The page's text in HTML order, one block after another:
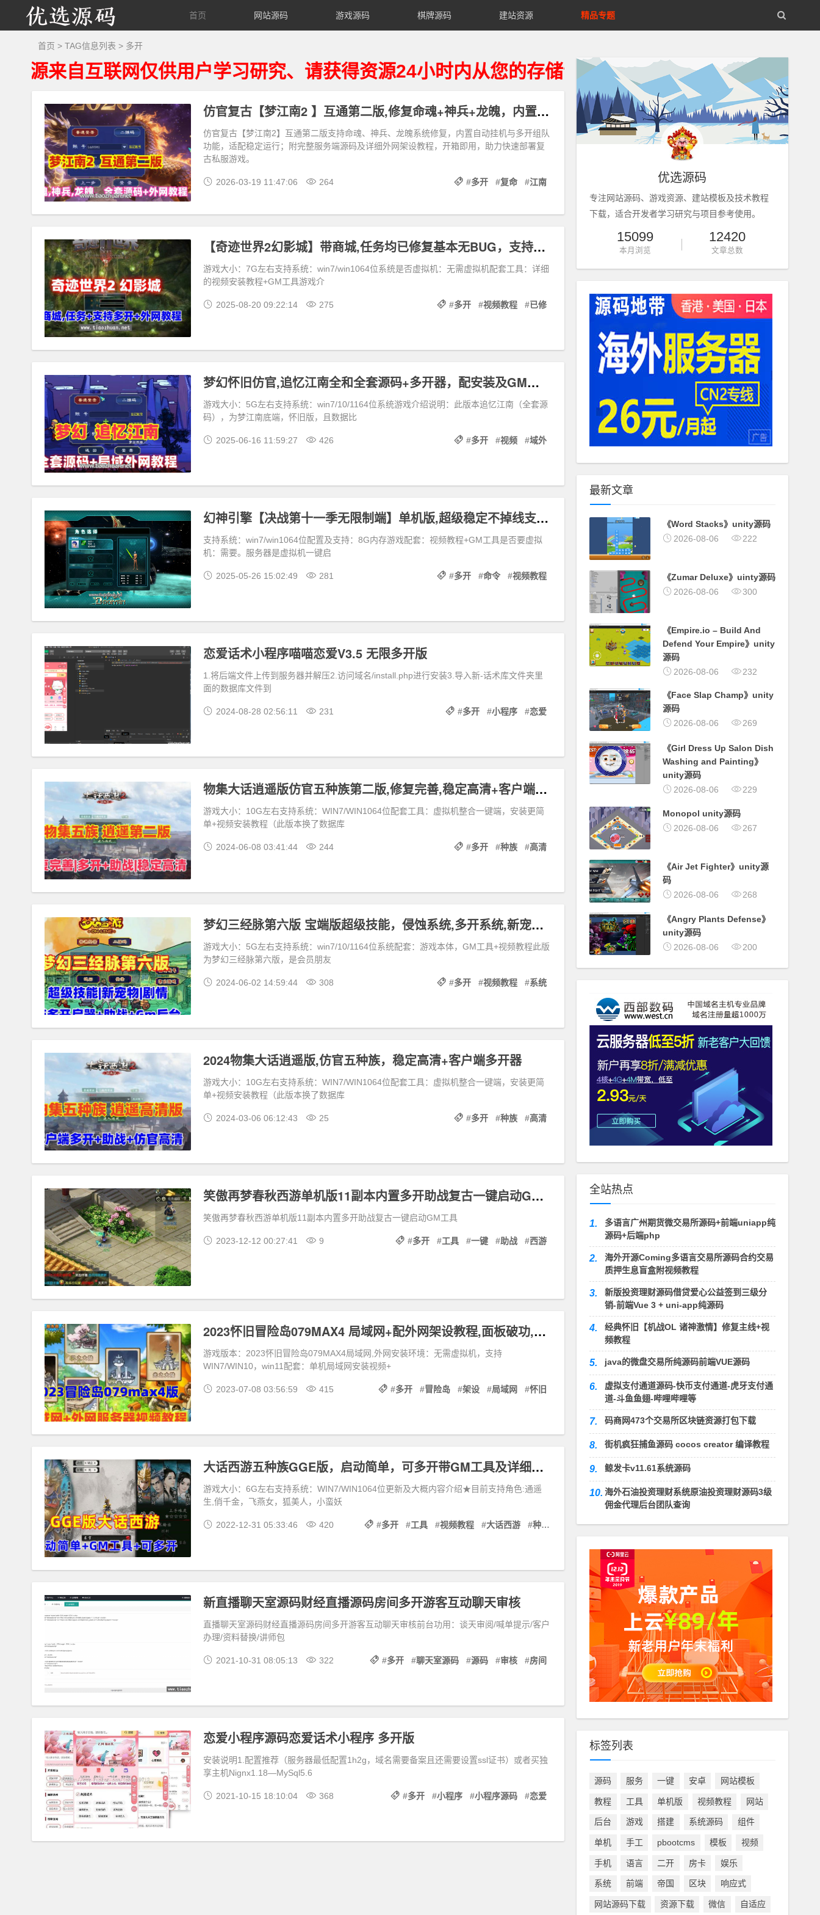
优
源
首页 网站源码 游戏源码 棋牌源码 建站资源 精品专题
首页 > TAG信息列表 > 多开
互联网仅供用户学习研究、请获得资源24小时内从您的存储设备删除、不得违法运营。
仿官复古【梦江南2 】互通第二版,修复命魂+神兵+龙魄，内置自动挂机,多开组队,带全套源码及外网架设教程
仿官复古【梦江南2】互通第二版支持命魂、神兵、龙魄系统修复，内置自动挂机与多开组队
功能，适配稳定运行；附完整服务端源码及详细外网架设教程，开箱即用，助力快速部署复
古私服游戏。
2026-03-19 11:47:06 264 #多开 #复命 #江南
【奇迹世界2幻影城】带商城,任务均已修复基本无BUG，支持本地多开,可外网+视频教程
游戏大小：7G左右支持系统：win7/win1064位系统是否虚拟机：无需虚拟机配套工具：详细
的视频安装教程+GM工具游戏介
2025-08-20 09:22:14 275 #多开 #视频教程 #已修
梦幻怀旧仿官,追忆江南全和全套源码+多开器，配安装及GM使用教程+局域外网架设视频
游戏大小：5G左右支持系统：win7/10/1164位系统游戏介绍说明：此版本追忆江南（全套源
码），为梦江南底端，怀旧版，且数据比
2025-06-16 11:59:27 426 #多开 #视频 #域外
幻神引擎【决战第十一季无限制端】单机版,超级稳定不掉线支持多开+GM命令+视频教程
支持系统：win7/win1064位配置及支持：8G内存游戏配套：视频教程+GM工具是否要虚拟
机：需要。服务器是虚拟机一键启
2025-05-26 15:02:49 281 #多开 #命令 #视频教程
恋爱话术小程序喵喵恋爱V3.5 无限多开版
1.将后端文件上传到服务器并解压2.访问域名/install.php进行安装3.导入新-话术库文件夹里
面的数据库文件到
2024-08-28 02:56:11 231 #多开 #小程序 #恋爱
物集大话逍遥版仿官五种族第二版,修复完善,稳定高清+客户端多开器
游戏大小：10G左右支持系统：WIN7/WIN1064位配套工具：虚拟机整合一键端，安装更简
单+视频安装教程（此版本换了数据库
2024-06-08 03:41:44 244 #多开 #种族 #高清
梦幻三经脉第六版 宝端版超级技能，侵蚀系统,多开系统,新宠物，带GM后台及视频教程
游戏大小：5G左右支持系统：win7/10/1164位系统配套：游戏本体，GM工具+视频教程此版
为梦幻三经脉第六版，是会员朋友
2024-06-02 14:59:44 308 #多开 #视频教程 #系统
2024物集大话逍遥版,仿官五种族，稳定高清+客户端多开器
游戏大小：10G左右支持系统：WIN7/WIN1064位配套工具：虚拟机整合一键端，安装更简
单+视频安装教程（此版本换了数据库
2024-03-06 06:12:43 25 #多开 #种族 #高清
笑傲再梦春秋西游单机版11副本内置多开助战复古一键启动GM工具
笑傲再梦春秋西游单机版11副本内置多开助战复古一键启动GM工具
2023-12-12 00:27:41 9 #多开 #工具 #一键 #助战 #西游
2023怀旧冒险岛079MAX4 局域网+配外网架设教程,面板破功,完美宽屏,支持多开
游戏版本：2023怀旧冒险岛079MAX4局域网,外网安装环境：无需虚拟机，支持
WIN7/WIN10，win11配套：单机局域网安装视频+
2023-07-08 03:56:59 415 #多开 #冒险岛 #架设 #局域网 #怀旧
大话西游五种族GGE版，启动简单，可多开带GM工具及详细视频教程
游戏大小：6G左右支持系统：WIN7/WIN1064位更新及大概内容介绍★目前支持角色:通遥
生,俏千金，飞燕女，狐美人，小蛮妖
2022-12-31 05:33:46 420 #多开 #工具 #视频教程 #大话西游 #种族
新直播聊天室源码财经直播源码房间多开游客互动聊天审核
直播聊天室源码财经直播源码房间多开游客互动聊天审核前台功用：谈天审阅/喊单提示/客户
办理/资料替换/讲师包
2021-10-31 08:05:13 322 #多开 #聊天室源码 #源码 #审核 #房间
恋爱小程序源码恋爱话术小程序 多开版
安装说明1.配置推荐（服务器最低配置1h2g，域名需要备案且还需要设置ssl证书）或者买独
享主机Nignx1.18—MySql5.6
2021-10-15 18:10:04 368 #多开 #小程序 #小程序源码 #恋爱
优选源码
专注网站源码、游戏资源、建站模板及技术教程
下载，适合开发者学习研究与项目参考使用。
15099
本月浏览
12420
文章总数
最新文章
《Word Stacks》unity源码
2026-08-06
222
《Zumar Deluxe》uinty源码
2026-08-06
300
《Empire.io – Build And
Defend Your Empire》unity
源码
2026-08-06
232
《Face Slap Champ》unity
源码
2026-08-06
269
《Girl Dress Up Salon Dish
Washing and Painting》
unity源码
2026-08-06
229
Monopol unity源码
2026-08-06
267
《Air Jet Fighter》unity源
码
2026-08-06
268
《Angry Plants Defense》
unity源码
2026-08-06
200
全站热点
1.
多语言广州期货微交易所源码+前端uniapp纯
源码+后端php
2.
海外开源Coming多语言交易所源码合约交易
质押生息盲盒附视频教程
3.
新版投资理财源码借贷爱心公益签到三级分
销-前端Vue 3 + uni-app纯源码
4.
经典怀旧【机战OL 诸神激情】修复主线+视
频教程
5. java的微盘交易所纯源码前端VUE源码
6.
虚拟支付通道源码-快币支付通道-虎牙支付通
道-斗鱼鱼翅-哔哩哔哩等
7. 码商网473个交易所区块链资源打包下载
8. 街机疯狂捕鱼源码 cocos creator 编译教程
9. 鲸发卡v11.61系统源码
10. 海外石油投资理财系统原油投资理财源码3级
佣金代理后台团队查询
标签列表
源码 服务 一键 安卓 网站模板
教程 工具 单机版 视频教程 网站
后台 游戏 搭建 系统源码 组件
单机 手工 pbootcms 模板 视频
手机 语言 二开 房卡 娱乐
系统 前端 帝国 区块 响应式
网站源码下载 资源下载 微信 自适应